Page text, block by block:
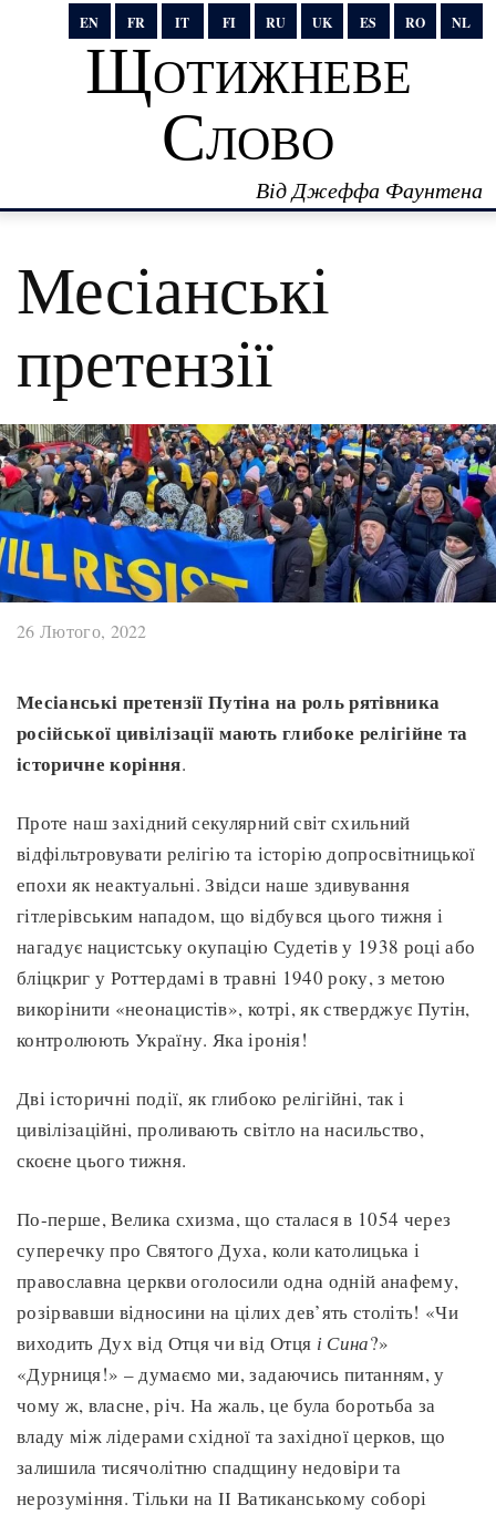
EN FR IT FI RU UK ES RO NL
Щотижневе
Слово
Від Джеффа Фаунтена
Месіанські
претензії
26 Лютого, 2022
Месіанські претензії Путіна на роль рятівника
російської цивілізації мають глибоке релігійне та
історичне коріння.
Проте наш західний секулярний світ схильний
відфільтровувати релігію та історію допросвітницької
епохи як неактуальні. Звідси наше здивування
гітлерівським нападом, що відбувся цього тижня і
нагадує нацистську окупацію Судетів у 1938 році або
бліцкриг у Роттердамі в травні 1940 року, з метою
викорінити «неонацистів», котрі, як стверджує Путін,
контролюють Україну. Яка іронія!
Дві історичні події, як глибоко релігійні, так і
цивілізаційні, проливають світло на насильство,
скоєне цього тижня.
По-перше, Велика схизма, що сталася в 1054 через
суперечку про Святого Духа, коли католицька і
православна церкви оголосили одна одній анафему,
розірвавши відносини на цілих дев’ять століть! «Чи
виходить Дух від Отця чи від Отця і Сина?»
«Дурниця!» – думаємо ми, задаючись питанням, у
чому ж, власне, річ. На жаль, це була боротьба за
владу між лідерами східної та західної церков, що
залишила тисячолітню спадщину недовіри та
нерозуміння. Тільки на ІІ Ватиканському соборі